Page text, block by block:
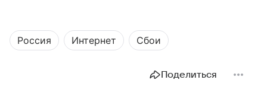
Россия Интернет Сбои
Поделиться